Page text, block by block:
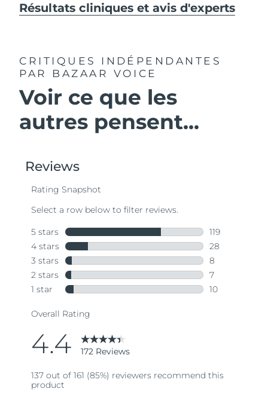
Résultats cliniques et avis d'experts
CRITIQUES INDÉPENDANTES
PAR BAZAAR VOICE
Voir ce que les
autres pensent...